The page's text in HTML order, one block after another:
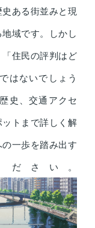
ある街並みと現
域です。しかし
「住民の評判はど
はないでしょう
史、交通アクセ
トまで詳しく解
一歩を踏み出す
さい。